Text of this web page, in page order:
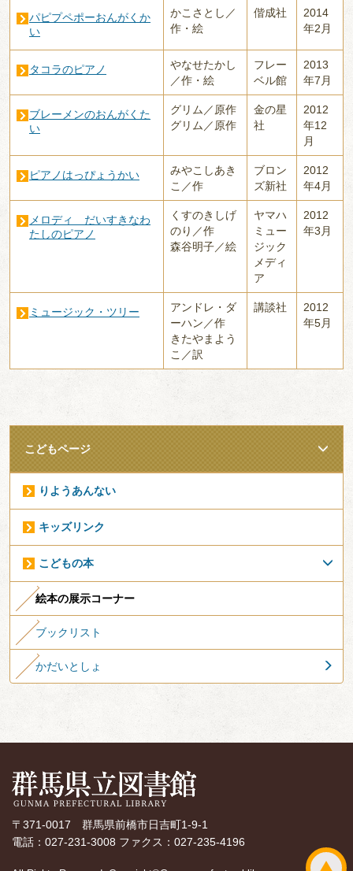
パピプペポーおんがくか
い
かこさとし／
作・絵
偕成社
2014
年2月
タコラのピアノ
やなせたかし
／作・絵
フレー
ベル館
2013
年7月
ブレーメンのおんがくた
い
グリム／原作
グリム／原作
金の星
社
2012
年12
月
ピアノはっぴょうかい
みやこしあき
こ／作
ブロン
ズ新社
2012
年4月
メロディ だいすきなわ
たしのピアノ
くすのきしげ
のり／作
森谷明子／絵
ヤマハ
ミュー
ジック
メディ
ア
2012
年3月
ミュージック・ツリー
アンドレ・ダ
ーハン／作
きたやまよう
こ／訳
講談社
2012
年5月
こどもページ
りようあんない
キッズリンク
こどもの本
絵本の展示コーナー
ブックリスト
かだいとしょ
〒371-0017 群馬県前橋市日吉町1-9-1
電話：027-231-3008 ファクス：027-235-4196